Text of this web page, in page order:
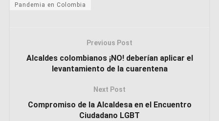
Pandemia en Colombia
Previous Post
Alcaldes colombianos ¡NO! deberían aplicar el
levantamiento de la cuarentena
Next Post
Compromiso de la Alcaldesa en el Encuentro
Ciudadano LGBT